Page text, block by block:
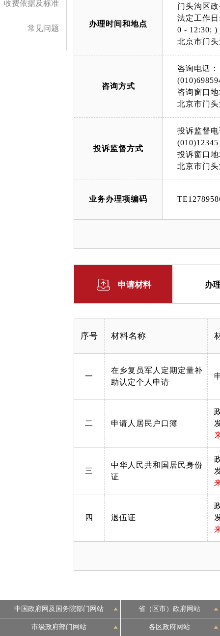
收费依据及标准
常见问题
办理时间和地点
门头沟区
法定工作
0 - 12:30; )
北京市门
咨询方式
咨询电话：
咨询窗口
北京市门
投诉监督方式
投诉监督
(010)12345
投诉窗口
北京市门
业务办理项编码
申请材料 办
序号 材料名称
一
在乡复员军人定期定量补
助认定个人申请
二 申请人居民户口簿
三
中华人民共和国居民身份
证
四 退伍证
中国政府网及国务院部门网站 省（区市）政府网站
市级政府部门网站 各区政府网站